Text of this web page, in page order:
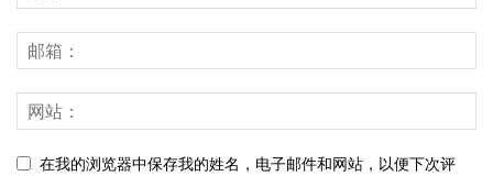
在我的浏览器中保存我的姓名，电子邮件和网站，以便下次评